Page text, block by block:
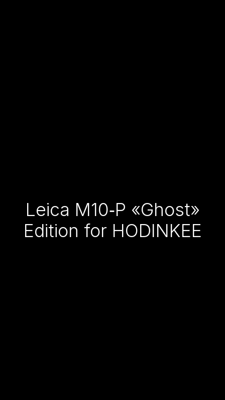
Leica M10‑P «Ghost»
Edition for HODINKEE